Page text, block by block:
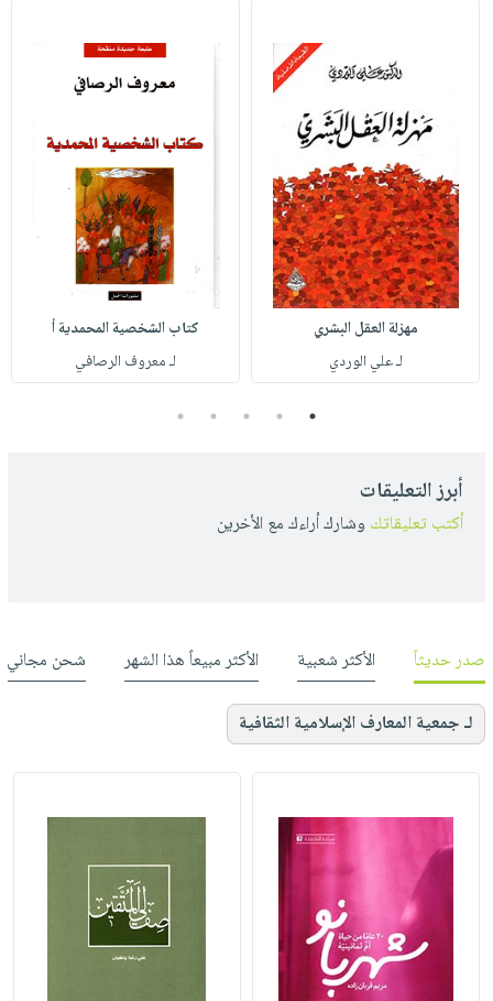
مهزلة العقل البشري
لـ علي الوردي
كتاب الشخصية المحمدية أ
لـ معروف الرصافي
1
2
3
4
5
أبرز التعليقات
أكتب تعليقاتك وشارك أراءك مع الأخرين
صدر حديثاً الأكثر شعبية الأكثر مبيعاً هذا الشهر شحن مجاني
لـ جمعية المعارف الإسلامية الثقافية